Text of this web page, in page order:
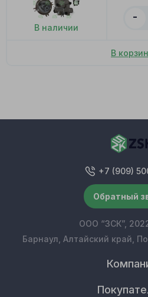
В наличии
-
В
+7 (909)
Обратный
ООО “ЗСК”,
Барнаул, Алтайский край,